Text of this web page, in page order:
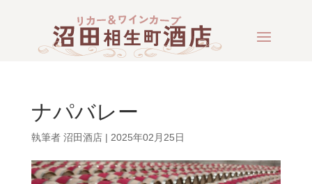
ナパバレー
執筆者 沼田酒店| 2025年02月25日